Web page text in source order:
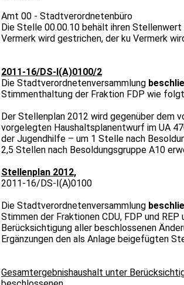
Amt 00 - Stadtverordnetenbüro
Die Stelle 00.00.10 behält ihren Stellenwert
Vermerk wird gestrichen, der ku Vermerk
2011-16/DS-I(A)0100/2
Die Stadtverordnetenversammlung
Stimmenthaltung der Fraktion FDP wie
Der Stellenplan 2012 wird gegenüber dem
vorgelegten Haushaltsplanentwurf im UA
der Jugendhilfe – um 1 Stelle nach
2,5 Stellen nach Besoldungsgruppe A10
Stellenplan 2012,
2011-16/DS-I(A)0100
Die Stadtverordnetenversammlung
Stimmen der Fraktionen CDU, FDP und REP
Berücksichtigung aller beschlossenen
Ergänzungen den als Anlage beigefügten
Gesamtergebnishaushalt unter